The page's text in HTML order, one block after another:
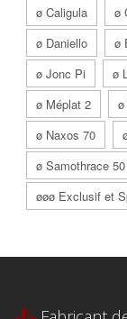
ø Caligula
ø
ø Daniello
ø
ø Jonc Pi
ø
ø Méplat 2
ø Naxos 70
ø Samothrace 50
øøø Exclusif et